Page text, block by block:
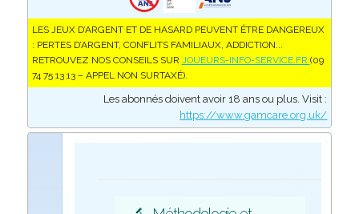
LES JEUX D’ARGENT ET DE HASARD PEUVENT ÊTRE DANGEREUX
: PERTES D’ARGENT, CONFLITS FAMILIAUX, ADDICTION...
RETROUVEZ NOS CONSEILS SUR JOUEURS-INFO-SERVICE.FR (09
74 75 13 13 – APPEL NON SURTAXÉ).
Les abonnés doivent avoir 18 ans ou plus. Visit :
https://www.gamcare.org.uk/